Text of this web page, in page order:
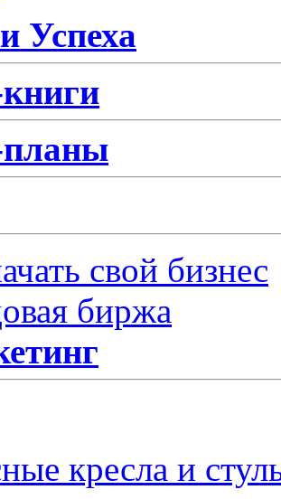
Успеха
планы
свой бизнес
биржа
кресла и